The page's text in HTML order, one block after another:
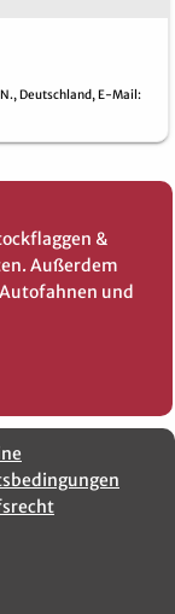
Deutschland, E-Mail:
&
Außerdem
und